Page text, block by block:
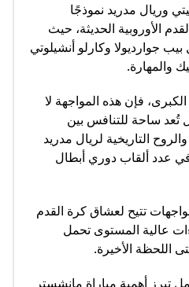
وريال مدريد نموذجًا
الأوروبية الحديثة، حيث
بيب جوارديولا وكارلو أنشيلوتي
والمهارة.
فإن هذه المواجهة لا
تُعد ساحة للتنافس بين
التاريخية لريال مدريد
عدد ألقاب دوري أبطال
تتيح لعشاق كرة القدم
عالية المستوى تحمل
اللحظة الأخيرة.
تبرز أهمية مباراة مانشستر